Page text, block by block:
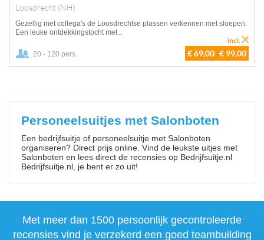
Loosdrecht (NH)
Gezellig met collega's de Loosdrechtse plassen verkennen met sloepen.
Een leuke ontdekkingstocht met...
20 - 120 pers. € 69,00 € 99,00
incl.
Personeelsuitjes met Salonboten
Een bedrijfsuitje of personeelsuitje met Salonboten
organiseren? Direct prijs online. Vind de leukste uitjes met
Salonboten en lees direct de recensies op Bedrijfsuitje.nl
Bedrijfsuitje.nl, je bent er zo uit!
Met meer dan 1500 persoonlijk gecontroleerde
recensies vind je verzekerd een goed teambuilding